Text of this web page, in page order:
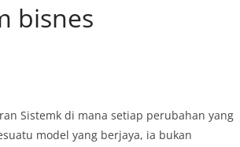
bisnes
Sistemk di mana setiap perubahan yang
model yang berjaya, ia bukan